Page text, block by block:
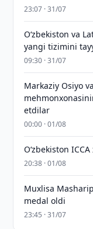
23:07 · 31/07
Oʻzbekiston va
yangi tizimini
09:30 · 31/07
Markaziy Osiyo
etdilar
00:00 · 01/08
O‘zbekiston
20:38 · 01/08
Muxlisa
medal oldi
23:45 · 31/07